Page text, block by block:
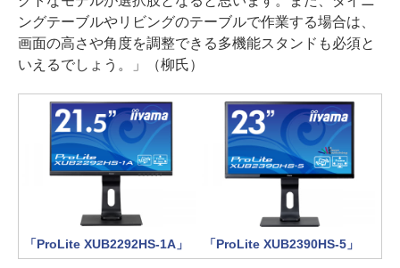
ングテーブルやリビングのテーブルで作業する場合は、
画面の高さや角度を調整できる多機能スタンドも必須と
いえるでしょう。」（柳氏）
「ProLite XUB2292HS-1A」 「ProLite XUB2390HS-5」